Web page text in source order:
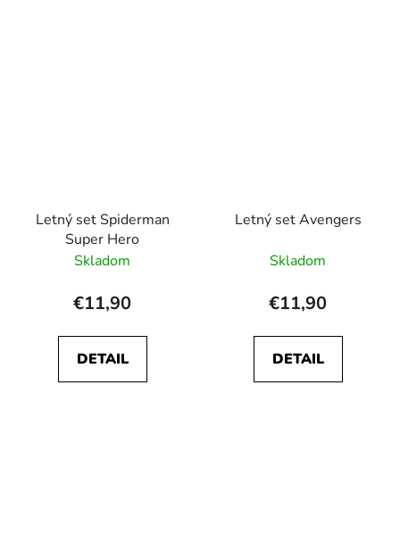
Letný set Spiderman
Super Hero
Skladom
€11,90
DETAIL
Letný set Avengers
Skladom
€11,90
DETAIL